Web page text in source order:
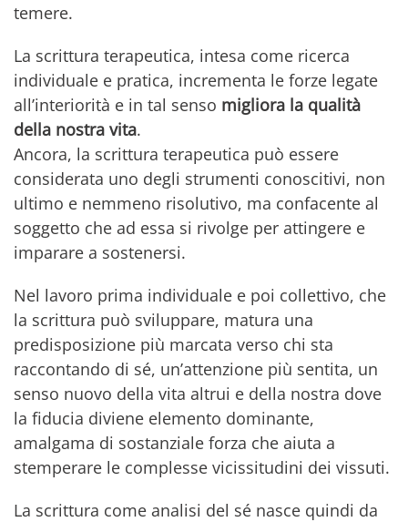
temere.
La scrittura terapeutica, intesa come ricerca
individuale e pratica, incrementa le forze legate
all’interiorità e in tal senso migliora la qualità
della nostra vita.
Ancora, la scrittura terapeutica può essere
considerata uno degli strumenti conoscitivi, non
ultimo e nemmeno risolutivo, ma confacente al
soggetto che ad essa si rivolge per attingere e
imparare a sostenersi.
Nel lavoro prima individuale e poi collettivo, che
la scrittura può sviluppare, matura una
predisposizione più marcata verso chi sta
raccontando di sé, un’attenzione più sentita, un
senso nuovo della vita altrui e della nostra dove
la fiducia diviene elemento dominante,
amalgama di sostanziale forza che aiuta a
stemperare le complesse vicissitudini dei vissuti.
La scrittura come analisi del sé nasce quindi da